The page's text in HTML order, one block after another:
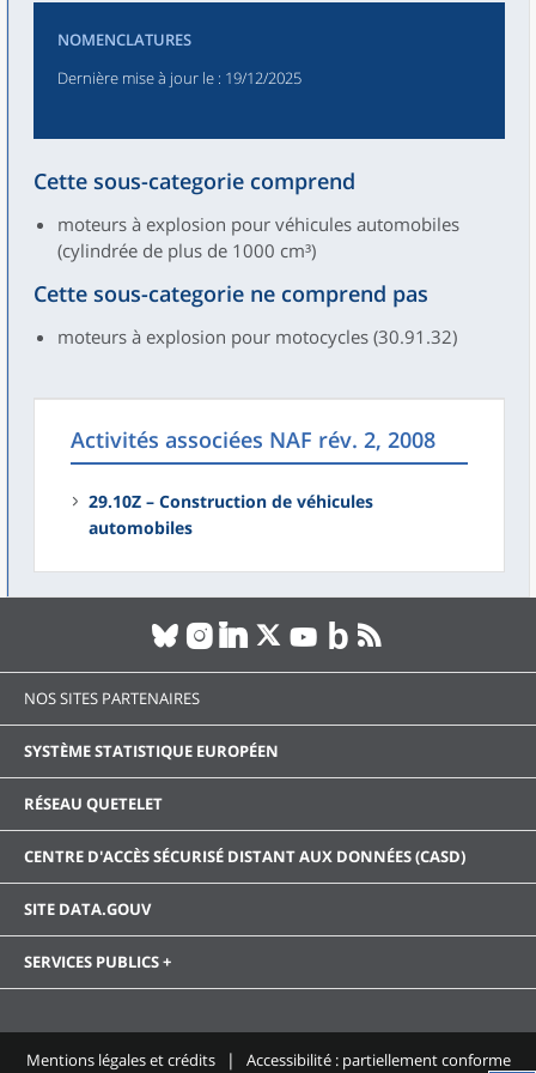
NOMENCLATURES
Dernière mise à jour le : 19/12/2025
Cette sous-categorie comprend
moteurs à explosion pour véhicules automobiles
(cylindrée de plus de 1000 cm³)
Cette sous-categorie ne comprend pas
moteurs à explosion pour motocycles (30.91.32)
Activités associées NAF rév. 2, 2008
29.10Z – Construction de véhicules
automobiles
NOS SITES PARTENAIRES
SYSTÈME STATISTIQUE EUROPÉEN
RÉSEAU QUETELET
CENTRE D'ACCÈS SÉCURISÉ DISTANT AUX DONNÉES (CASD)
SITE DATA.GOUV
SERVICES PUBLICS +
Mentions légales et crédits Accessibilité : partiellement conforme